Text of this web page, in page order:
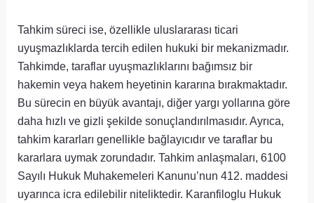
Tahkim süreci ise, özellikle uluslararası ticari
uyuşmazlıklarda tercih edilen hukuki bir mekanizmadır.
Tahkimde, taraflar uyuşmazlıklarını bağımsız bir
hakemin veya hakem heyetinin kararına bırakmaktadır.
Bu sürecin en büyük avantajı, diğer yargı yollarına göre
daha hızlı ve gizli şekilde sonuçlandırılmasıdır. Ayrıca,
tahkim kararları genellikle bağlayıcıdır ve taraflar bu
kararlara uymak zorundadır. Tahkim anlaşmaları, 6100
Sayılı Hukuk Muhakemeleri Kanunu’nun 412. maddesi
uyarınca icra edilebilir niteliktedir. Karanfiloglu Hukuk